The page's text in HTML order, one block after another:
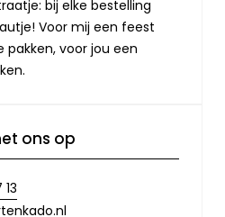
bij elke bestelling
Voor mij een feest
voor jou een
ons op
13